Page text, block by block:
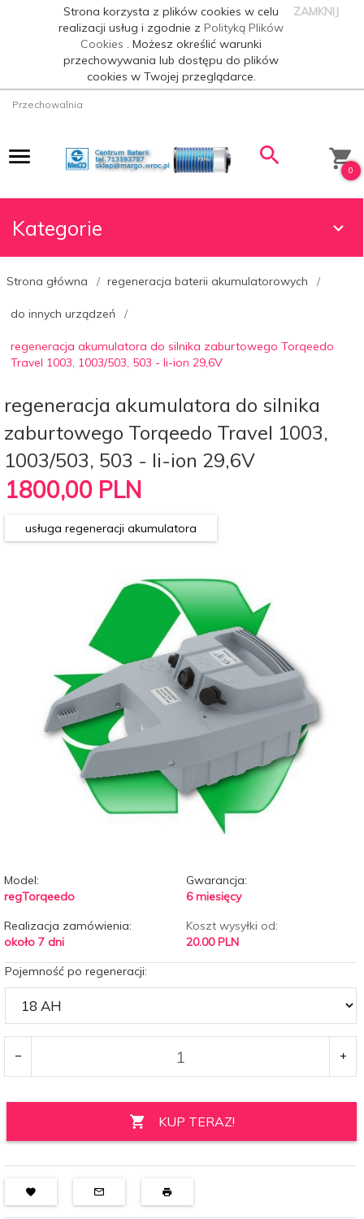
Strona korzysta z plików cookies w celu
realizacji usług i zgodnie zPolityką Plików
Cookies. Możesz określić warunki
przechowywania lub dostępu do plików
cookies w Twojej przeglądarce.
ZAMKNIJ
Przechowalnia
0
Kategorie
Strona główna regeneracja baterii akumulatorowych
do innych urządzeń
regeneracja akumulatora do silnika zaburtowego Torqeedo
Travel 1003, 1003/503, 503 - li-ion 29,6V
regeneracja akumulatora do silnika
zaburtowego Torqeedo Travel 1003,
1003/503, 503 - li-ion 29,6V
1800,00 PLN
usługa regeneracji akumulatora
Model:
regTorqeedo
Gwarancja:
6 miesięcy
Realizacja zamówienia:
około 7 dni
Koszt wysyłki od:
20.00 PLN
Pojemność po regeneracji:
KUP TERAZ!